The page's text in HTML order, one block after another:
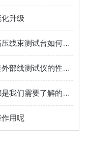
升级
高压线束测试台哪家专业？赛秘尔高压线束测试台如何筑牢新能源品质防线
高速外部线测试仪哪个性能好？高速外部线测试仪的性价比与多维度功能解析
电池内阻测试仪的测试跟管理功能都是我们需要了解的基本情况
用呢